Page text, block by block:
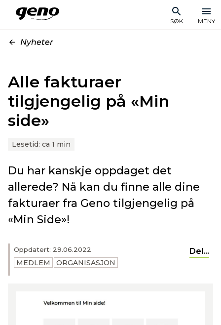
SØK MENY
Nyheter
Alle fakturaer
tilgjengelig på «Min
side»
Lesetid: ca 1 min
Oppdatert: 29.06.2022
MEDLEM ORGANISASJON
Del...
Du har kanskje oppdaget det
allerede? Nå kan du finne alle dine
fakturaer fra Geno tilgjengelig på
«Min Side»!